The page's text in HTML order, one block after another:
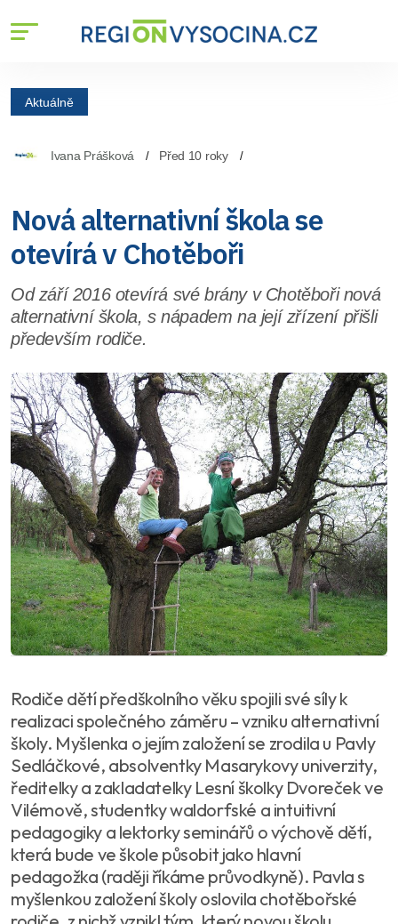
Aktuálně
Ivana Prášková Před 10 roky
Nová alternativní škola se
otevírá v Chotěboři
Od září 2016 otevírá své brány v Chotěboři nová
alternativní škola, s nápadem na její zřízení přišli
především rodiče.
Rodiče dětí předškolního věku spojili své síly k
realizaci společného záměru – vzniku alternativní
školy. Myšlenka o jejím založení se zrodila u Pavly
Sedláčkové, absolventky Masarykovy univerzity,
ředitelky a zakladatelky Lesní školky Dvoreček ve
Vilémově, studentky waldorfské a intuitivní
pedagogiky a lektorky seminářů o výchově dětí,
která bude ve škole působit jako hlavní
pedagožka (raději říkáme průvodkyně). Pavla s
myšlenkou založení školy oslovila chotěbořské